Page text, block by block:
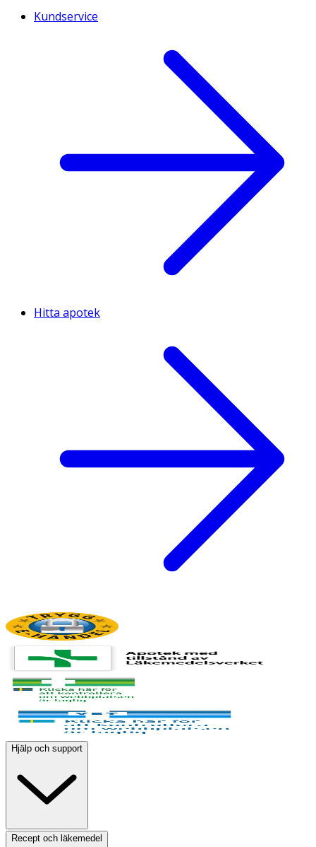
Kundservice
Hitta apotek
Hjälp och support
Recept och läkemedel